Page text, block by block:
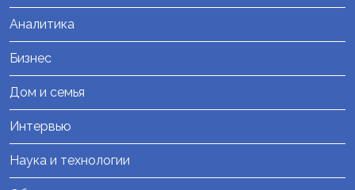
Аналитика
Бизнес
Дом и семья
Интервью
Наука и технологии